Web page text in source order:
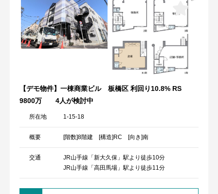
【デモ物件】一棟商業ビル 板橋区 利回り10.8% RS
9800万
4人が検討中
所在地 1-15-18
概要 [階数]8階建 [構造]RC [向き]南
交通
JR山手線「新大久保」駅より徒歩10分
JR山手線「高田馬場」駅より徒歩11分